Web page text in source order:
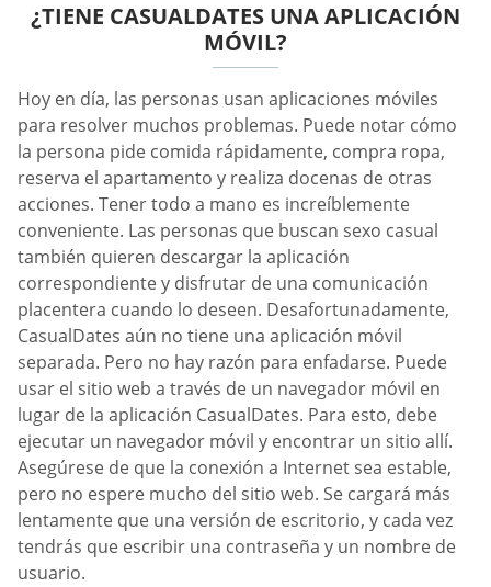
¿TIENE СASUALDATES UNA APLICACIÓN
MÓVIL?
Hoy en día, las personas usan aplicaciones móviles
para resolver muchos problemas. Puede notar cómo
la persona pide comida rápidamente, compra ropa,
reserva el apartamento y realiza docenas de otras
acciones. Tener todo a mano es increíblemente
conveniente. Las personas que buscan sexo casual
también quieren descargar la aplicación
correspondiente y disfrutar de una comunicación
placentera cuando lo deseen. Desafortunadamente,
CasualDates aún no tiene una aplicación móvil
separada. Pero no hay razón para enfadarse. Puede
usar el sitio web a través de un navegador móvil en
lugar de la aplicación СasualDates. Para esto, debe
ejecutar un navegador móvil y encontrar un sitio allí.
Asegúrese de que la conexión a Internet sea estable,
pero no espere mucho del sitio web. Se cargará más
lentamente que una versión de escritorio, y cada vez
tendrás que escribir una contraseña y un nombre de
usuario.